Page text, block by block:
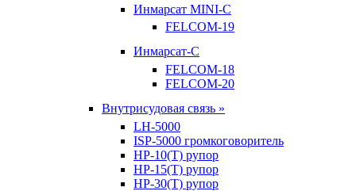
Инмарсат MINI-C
FELCOM-19
Инмарсат-С
FELCOM-18
FELCOM-20
Внутрисудовая связь »
LH-5000
ISP-5000 громкоговоритель
HP-10(T) рупор
HP-15(T) рупор
HP-30(T) рупор